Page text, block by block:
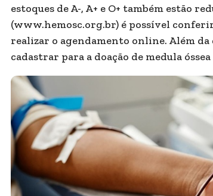
estoques de A-, A+ e O+ também estão
(www.hemosc.org.br) é possível
realizar o agendamento online. Além da
cadastrar para a doação de medula